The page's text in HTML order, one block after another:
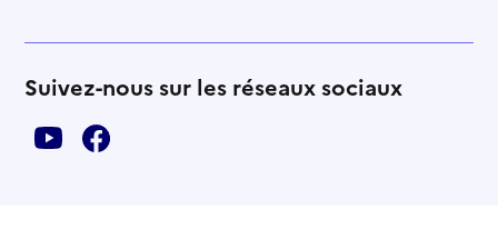
Suivez-nous sur les réseaux sociaux